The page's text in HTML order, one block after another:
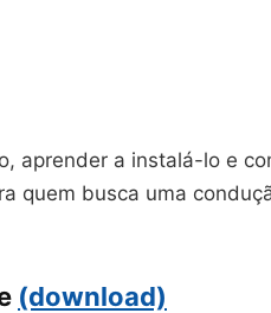
aprender a instalá-lo e
quem busca uma
(download)